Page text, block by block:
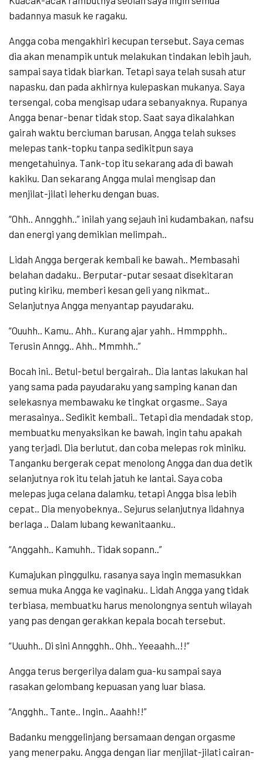
badannya masuk ke ragaku.
Angga coba mengakhiri kecupan tersebut. Saya cemas
dia akan menampik untuk melakukan tindakan lebih jauh,
sampai saya tidak biarkan. Tetapi saya telah susah atur
napasku, dan pada akhirnya kulepaskan mukanya. Saya
tersengal, coba mengisap udara sebanyaknya. Rupanya
Angga benar-benar tidak stop. Saat saya dikalahkan
gairah waktu berciuman barusan, Angga telah sukses
melepas tank-topku tanpa sedikitpun saya
mengetahuinya. Tank-top itu sekarang ada di bawah
kakiku. Dan sekarang Angga mulai mengisap dan
menjilat-jilati leherku dengan buas.
“Ohh.. Anngghh..” inilah yang sejauh ini kudambakan, nafsu
dan energi yang demikian melimpah..
Lidah Angga bergerak kembali ke bawah.. Membasahi
belahan dadaku.. Berputar-putar sesaat disekitaran
puting kiriku, memberi kesan geli yang nikmat..
Selanjutnya Angga menyantap payudaraku.
“Ouuhh.. Kamu.. Ahh.. Kurang ajar yahh.. Hmmpphh..
Terusin Anngg.. Ahh.. Mmmhh..”
Bocah ini.. Betul-betul bergairah.. Dia lantas lakukan hal
yang sama pada payudaraku yang samping kanan dan
selekasnya membawaku ke tingkat orgasme.. Saya
merasainya.. Sedikit kembali.. Tetapi dia mendadak stop,
membuatku menyaksikan ke bawah, ingin tahu apakah
yang terjadi. Dia berlutut, dan coba melepas rok miniku.
Tanganku bergerak cepat menolong Angga dan dua detik
selanjutnya rok itu telah jatuh ke lantai. Saya coba
melepas juga celana dalamku, tetapi Angga bisa lebih
cepat.. Dia menyobeknya.. Sejurus selanjutnya lidahnya
berlaga .. Dalam lubang kewanitaanku..
“Anggahh.. Kamuhh.. Tidak sopann..”
Kumajukan pinggulku, rasanya saya ingin memasukkan
semua muka Angga ke vaginaku.. Lidah Angga yang tidak
terbiasa, membuatku harus menolongnya sentuh wilayah
yang pas dengan gerakkan kepala bocah tersebut.
“Uuuhh.. Di sini Anngghh.. Ohh.. Yeeaahh..!!”
Angga terus bergerilya dalam gua-ku sampai saya
rasakan gelombang kepuasan yang luar biasa.
“Angghh.. Tante.. Ingin.. Aaahh!!”
Badanku menggelinjang bersamaan dengan orgasme
yang menerpaku. Angga dengan liar menjilat-jilati cairan-